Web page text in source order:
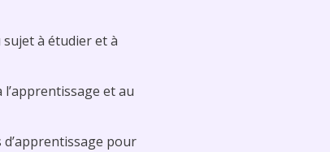
à étudier et à
et au
d’apprentissage pour